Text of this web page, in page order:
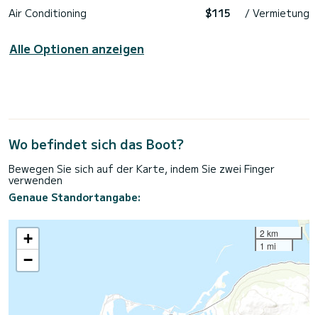
Air Conditioning $115 / Vermietung
Alle Optionen anzeigen
Wo befindet sich das Boot?
Bewegen Sie sich auf der Karte, indem Sie zwei Finger
verwenden
Genaue Standortangabe:
+
−
2 km
1 mi